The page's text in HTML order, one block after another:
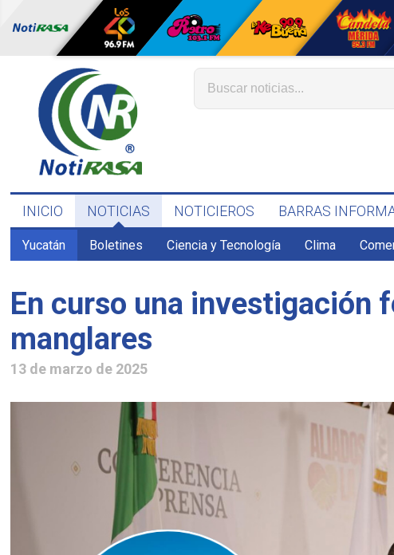
INICIO NOTICIAS NOTICIEROS BARRAS
Yucatán Boletines Ciencia y Tecnología Clima
En curso una investigación
manglares
13 de marzo de 2025